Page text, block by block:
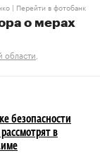
| Перейти в фотобанк
о мерах
области
безопасности
в